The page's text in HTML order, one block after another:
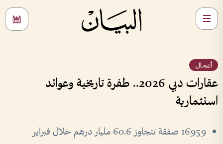
أعمال
عقارات دبي 2026.. طفرة تاريخية وعوائد
استثمارية
16959 صفقة تتجاوز 60.6 مليار درهم خلال فبراير